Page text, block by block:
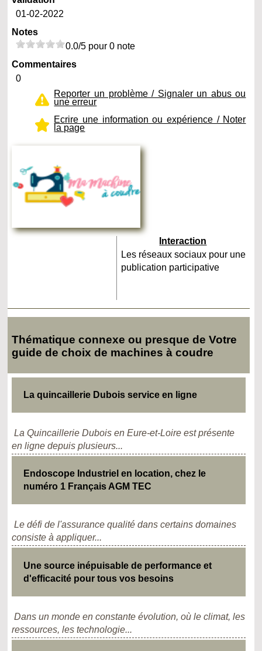
01-02-2022
Notes
0.0/5 pour 0 note
Commentaires
0
Reporter un problème / Signaler un abus ou
une erreur
Ecrire une information ou expérience / Noter
la page
Interaction
Les réseaux sociaux pour une
publication participative
Thématique connexe ou presque de Votre
guide de choix de machines à coudre
La quincaillerie Dubois service en ligne
La Quincaillerie Dubois en Eure-et-Loire est présente
en ligne depuis plusieurs...
Endoscope Industriel en location, chez le
numéro 1 Français AGM TEC
Le défi de l'assurance qualité dans certains domaines
consiste à appliquer...
Une source inépuisable de performance et
d'efficacité pour tous vos besoins
Dans un monde en constante évolution, où le climat, les
ressources, les technologie...